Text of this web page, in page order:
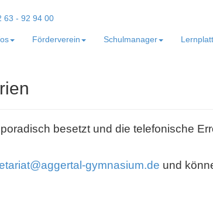
Förderverein Schulmanager
besetzt und die telefonische
gymnasium.de und